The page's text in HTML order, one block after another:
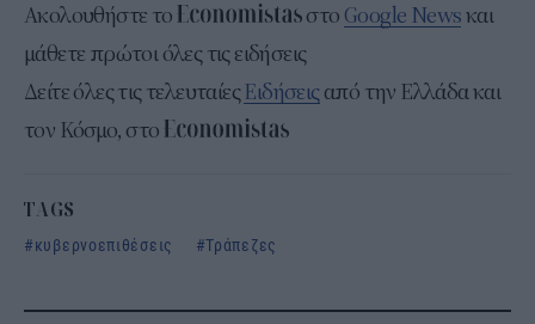
Ακολουθήστε το στο Google Newsκαι
μάθετε πρώτοι όλες τις ειδήσεις
Δείτε όλες τις τελευταίεςΕιδήσειςαπό την Ελλάδα και
τον Κόσμο, στο
TAGS
κυβερνοεπιθέσεις
Τράπεζες